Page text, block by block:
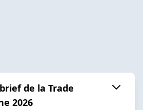
de la Trade
2026